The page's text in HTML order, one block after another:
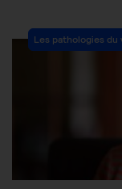
Post
Category:
Les pathologies